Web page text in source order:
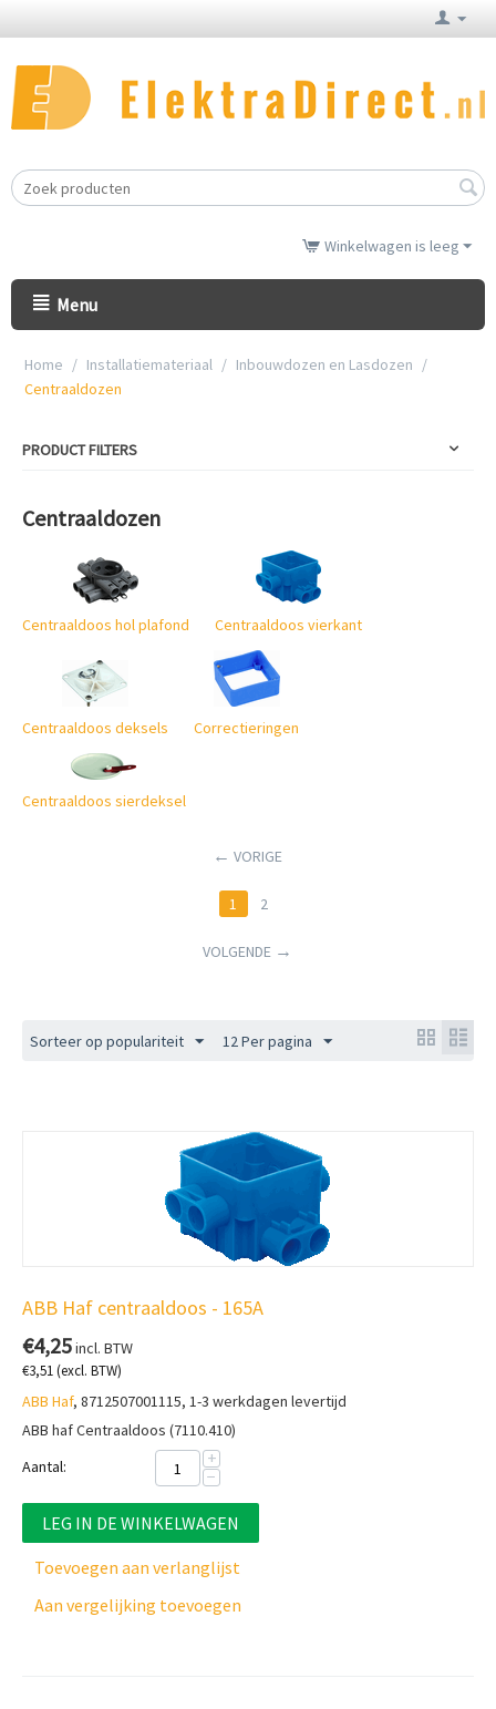
Winkelwagen is leeg
Menu
Home / Installatiemateriaal / Inbouwdozen en Lasdozen /
Centraaldozen
PRODUCT FILTERS
Centraaldozen
Centraaldoos hol plafond Centraaldoos vierkant
Centraaldoos deksels Correctieringen
Centraaldoos sierdeksel
VORIGE
1 2
VOLGENDE
Sorteer op populariteit 12 Per pagina
ABB Haf centraaldoos - 165A
€4,25incl. BTW
€3,51(excl. BTW)
ABB Haf, 8712507001115, 1-3 werkdagen levertijd
ABB haf Centraaldoos (7110.410)
Aantal:
+
−
LEG IN DE WINKELWAGEN
Toevoegen aan verlanglijst
Aan vergelijking toevoegen